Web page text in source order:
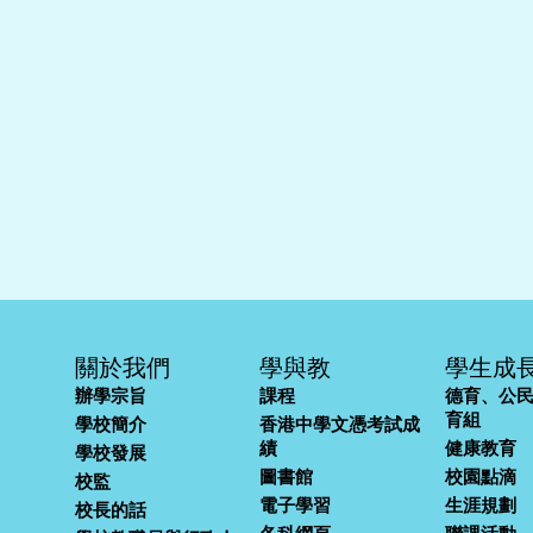
關於我們
辦學宗旨
學校簡介
學校發展
校監
校長的話
學與教
課程
香港中學文憑考試成
績
圖書館
電子學習
學生成
德育、公
育組
健康教育
校園點滴
生涯規劃